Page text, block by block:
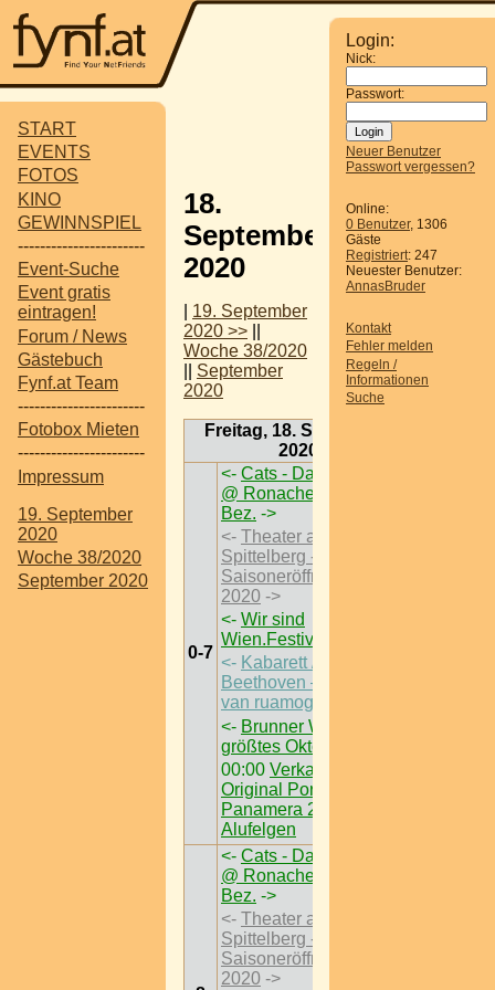
START
EVENTS
FOTOS
KINO
GEWINNSPIEL
-----------------------
Event-Suche
Event gratis
eintragen!
Forum / News
Gästebuch
Fynf.at Team
-----------------------
Fotobox Mieten
-----------------------
Impressum
19. September
2020
Woche 38/2020
September 2020
Login:
Nick:
Passwort:
Neuer Benutzer
Passwort vergessen?
Online:
0 Benutzer, 1306
Gäste
Registriert: 247
Neuester Benutzer:
AnnasBruder
Kontakt
Fehler melden
Regeln /
Informationen
Suche
18.
September
2020
19. September
2020 >>
Woche 38/2020
September
2020
Freitag, 18. September
2020
0-7
<- Cats - Das Musical
@ Ronacher > W < 1
Bez. ->
<- Theater am
Spittelberg -
Saisoneröffnung 1. Juli
2020 ->
<- Wir sind
Wien.Festival 2020
<- Kabarett / frau franzi /
Beethoven – da wiggal
van ruamogga
<- Brunner Wiesn | NÖ
größtes Oktoberfest
00:00 Verkaufe /
Original Porsche
Panamera 20 Zoll
Alufelgen
<- Cats - Das Musical
@ Ronacher > W < 1
Bez. ->
<- Theater am
Spittelberg -
Saisoneröffnung 1. Juli
2020 ->